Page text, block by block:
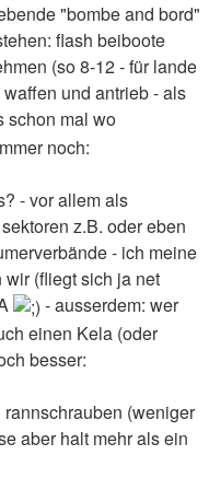
"bombe and bord"
flash beiboote
(so 8-12 - für lande
und antrieb - als
schon mal wo
noch:
- vor allem als
z.B. oder eben
- ich meine
(fliegt sich ja net
- ausserdem: wer
einen Kela (oder
besser:
(weniger
aber halt mehr als ein